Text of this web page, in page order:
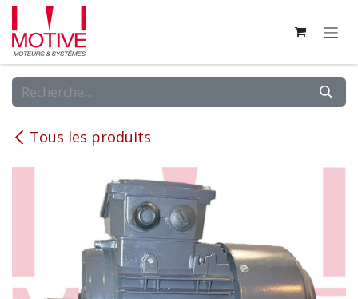
Se rendre au contenu
Tous les produits